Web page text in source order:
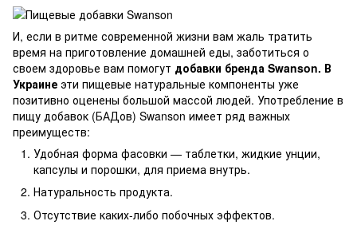
И, если в ритме современной жизни вам жаль тратить
время на приготовление домашней еды, заботиться о
своем здоровье вам помогут добавки бренда Swanson. В
Украине эти пищевые натуральные компоненты уже
позитивно оценены большой массой людей. Употребление в
пищу добавок (БАДов) Swanson имеет ряд важных
преимуществ:
Удобная форма фасовки — таблетки, жидкие унции,
капсулы и порошки, для приема внутрь.
Натуральность продукта.
Отсутствие каких-либо побочных эффектов.